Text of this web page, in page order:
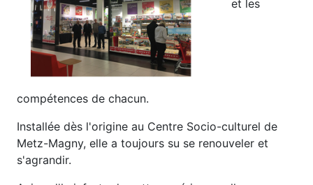
et les
compétences de chacun.
Installée dès l'origine au Centre Socio-culturel de
Metz-Magny, elle a toujours su se renouveler et
s'agrandir.